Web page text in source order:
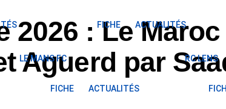
FICHE ACTUALITÉS
LE MANS FC
FICHE ACTUALITÉS
RC LENS
2026 : Le Maroc
Aguerd par